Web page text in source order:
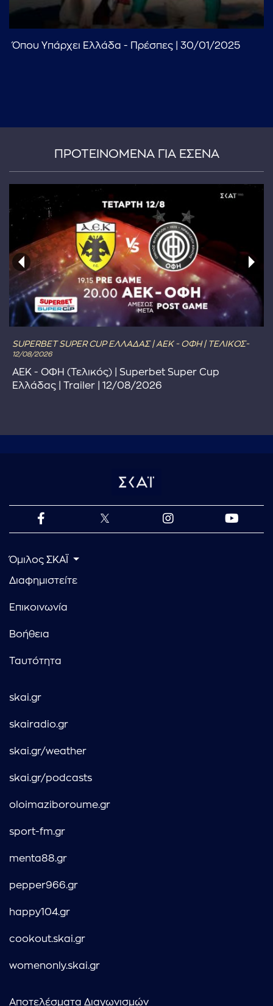
...πληκτρολογήστε κείμενο προς αναζήτηση
Όπου Υπάρχει Ελλάδα - Πρέσπες | 30/01/2025
ΠΡΟΤΕΙΝΟΜΕΝΑ ΓΙΑ ΕΣΕΝΑ
SUPERBET SUPER CUP ΕΛΛΑΔΑΣ | ΑΕΚ - ΟΦΗ | ΤΕΛΙΚΟΣ-
12/08/2026
ΑΕΚ - ΟΦΗ (Τελικός) | Superbet Super Cup
Ελλάδας | Trailer | 12/08/2026
Όμιλος ΣΚΑΪ
Διαφημιστείτε
Επικοινωνία
Βοήθεια
Ταυτότητα
skai.gr
skairadio.gr
skai.gr/weather
skai.gr/podcasts
oloimaziboroume.gr
sport-fm.gr
menta88.gr
pepper966.gr
happy104.gr
cookout.skai.gr
womenonly.skai.gr
Αποτελέσματα Διαγωνισμών